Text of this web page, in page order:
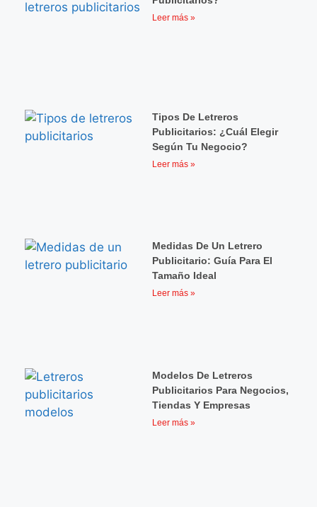
Leer más »
Tipos De Letreros
Publicitarios: ¿cuál Elegir
Según Tu Negocio?
Leer más »
Medidas De Un Letrero
Publicitario: Guía Para El
Tamaño Ideal
Leer más »
Modelos De Letreros
Publicitarios Para Negocios,
Tiendas Y Empresas
Leer más »